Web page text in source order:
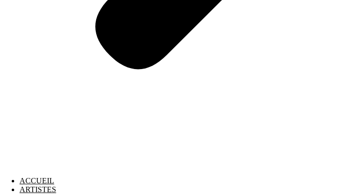
ACCUEIL
ARTISTES